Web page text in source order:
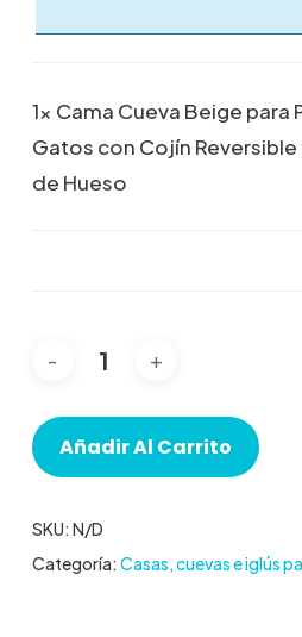
1× Cama Cueva Beige para
Gatos con Cojín
de Hueso
Añadir Al Carrito
SKU: N/D
Categoría: Casas, cuevas e iglús